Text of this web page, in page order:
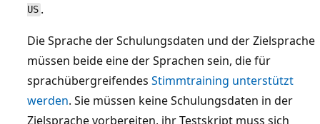
US.
Die Sprache der Schulungsdaten und der Zielsprache
müssen beide eine der Sprachen sein, die für
sprachübergreifendes Stimmtraining unterstützt
werden. Sie müssen keine Schulungsdaten in der
Zielsprache vorbereiten, ihr Testskript muss sich